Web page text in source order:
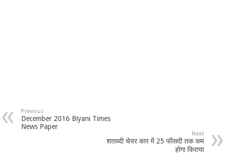
Previous
December 2016 Biyani Times
News Paper
Next
शताब्दी चेयर कार में 25 फीसदी तक कम
होगा किराया